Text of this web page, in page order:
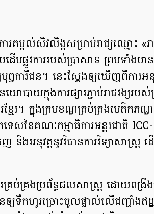
តម្កល់សិវលិង្គសម្រាប់រាជ្យឈ្មោះ «រា
ើមផ្លូវការរបស់ប្រាសាទ ព្រមទាំងមា
វការីជន។ នេះស្តែងឲ្យឃើញពីការ
ោបាយក្នុងការផ្សារភ្ជាប់រាជវង្សរប
ែរ។ ក្នុងក្របខណ្ឌគ្រប់គ្រងបេតិកភ
េសនៃគណៈកម្មាធិការអន្តរជាតិ
និងអនុវត្តនូវវិធានការវិទ្យាសាស្ត្រ ដ
គ្រប់គ្រងប្រព័ន្ធជលសាស្ត្រ ដោយពង្រឹង
នឲ្យទឹកហូរច្រោះចូលផ្ទាល់លើជញ្ជាំងឥដ្